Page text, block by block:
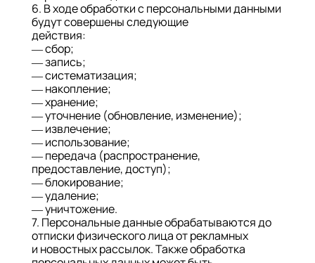
6. В ходе обработки с персональными данными
будут совершены следующие
действия:
— сбор;
— запись;
— систематизация;
— накопление;
— хранение;
— уточнение (обновление, изменение);
— извлечение;
— использование;
— передача (распространение,
предоставление, доступ);
— блокирование;
— удаление;
— уничтожение.
7. Персональные данные обрабатываются до
отписки физического лица от рекламных
и новостных рассылок. Также обработка